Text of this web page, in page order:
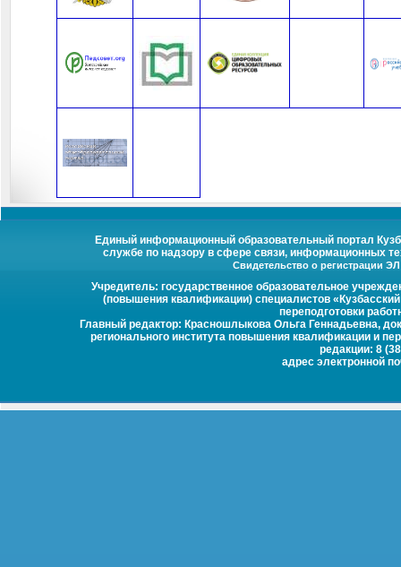
Единый информационный образовательный портал
службе по надзору в сфере связи, информационных
Свидетельство о регистрации
Учредитель: государственное образовательное
(повышения квалификации) специалистов
переподготовки
Главный редактор: Красношлыкова Ольга Геннадьевна,
регионального института повышения квалификации и
редакции: 8
адрес электронной